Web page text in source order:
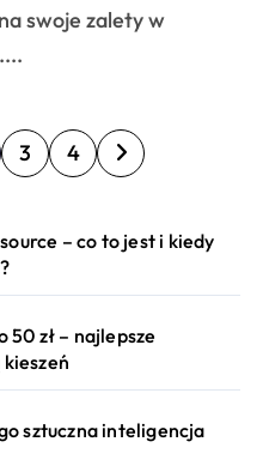
swoje zalety w
3 4
– co to jest i kiedy
50 zł – najlepsze
sztuczna inteligencja